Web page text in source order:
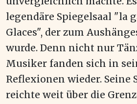
legendäre Spiegelsaal "la
Glaces", der zum
wurde. Denn nicht nur
Musiker fanden sich in
Reflexionen wieder. Seine
reichte weit über die